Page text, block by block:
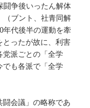
闘争後いったん解体
（ブント、社青同解
年代後半の運動を牽
ったが故に、利害
党派ごとの「全学
でも各派で「全学
会議」の略称であ